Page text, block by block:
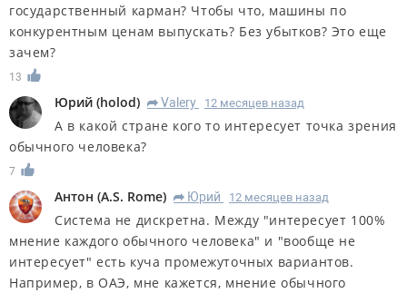
государственный карман? Чтобы что, машины по
конкурентным ценам выпускать? Без убытков? Это еще
зачем?
13
Юрий (holod) R Valery 12 месяцев назад
А в какой стране кого то интересует точка зрения
обычного человека?
7
Антон (A.S. Rome) R Юрий 12 месяцев назад
Система не дискретна. Между "интересует 100%
мнение каждого обычного человека" и "вообще не
интересует" есть куча промежуточных вариантов.
Например, в ОАЭ, мне кажется, мнение обычного